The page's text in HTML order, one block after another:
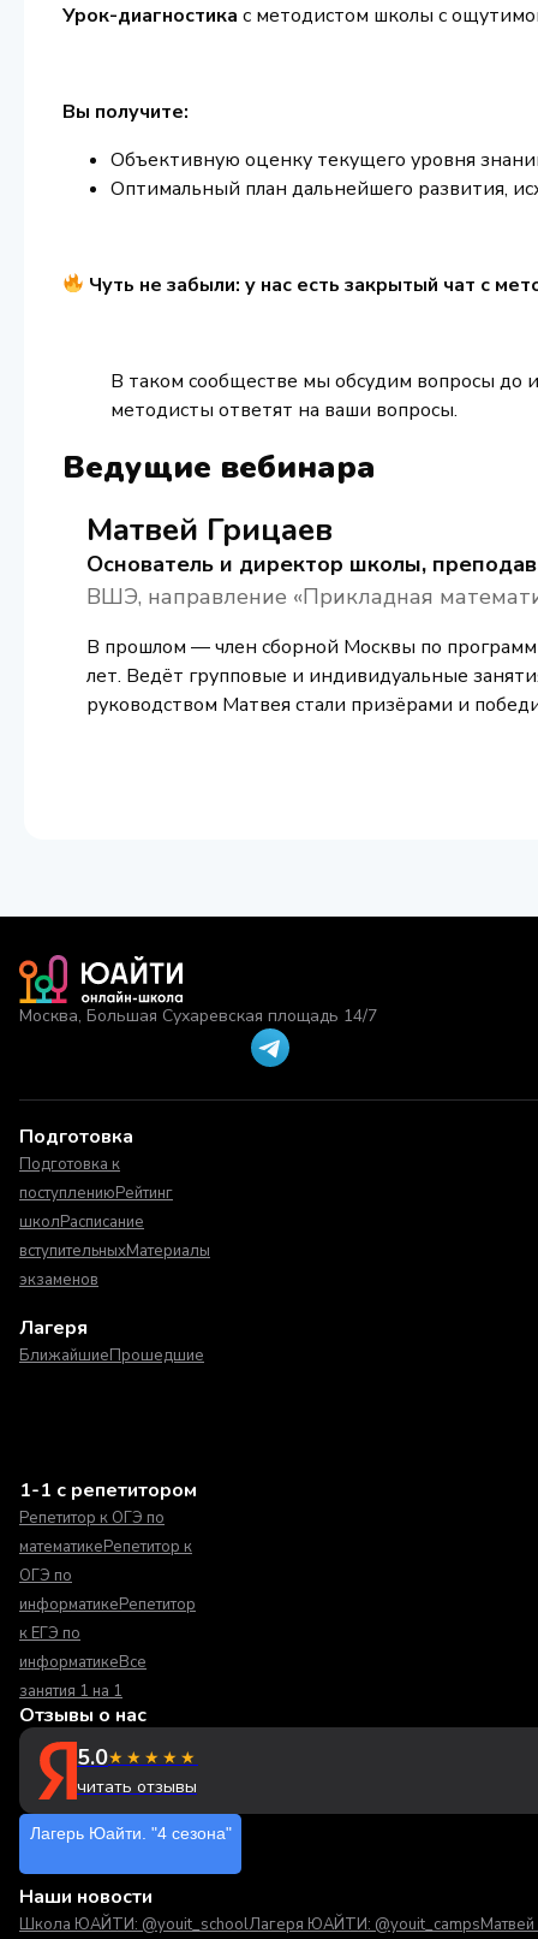
Урок-диагностика с методистом школы с
Вы получите:
Объективную оценку текущего уровня
Оптимальный план дальнейшего развития,
Чуть не забыли: у нас есть закрытый чат с
В таком сообществе мы обсудим вопросы до
методисты ответят на ваши вопросы.
Ведущие вебинара
Матвей Грицаев
Основатель и директор школы,
ВШЭ, направление «Прикладная
В прошлом — член сборной Москвы по
лет. Ведёт групповые и индивидуальные
руководством Матвея стали призёрами и
Москва, Большая Сухаревская площадь 14/7
Подготовка
Подготовка к
поступлениюРейтинг
школРасписание
вступительныхМатериалы
экзаменов
Лагеря
БлижайшиеПрошедшие
1-1 с репетитором
Репетитор к ОГЭ по
математикеРепетитор к
ОГЭ по
информатикеРепетитор
к ЕГЭ по
информатикеВсе
занятия 1 на 1
Отзывы о нас
5.0★★★★★
читать отзывы
Лагерь Юайти. "4 сезона"
Наши новости
Школа ЮАЙТИ: @youit_schoolЛагеря ЮАЙТИ: @youit_camps